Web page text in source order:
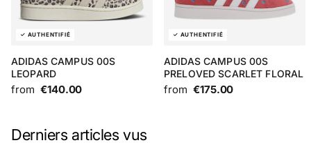
ADIDAS CAMPUS 00S
LEOPARD
from €140.00
ADIDAS CAMPUS 00S
PRELOVED SCARLET FLORAL
from €175.00
Derniers articles vus